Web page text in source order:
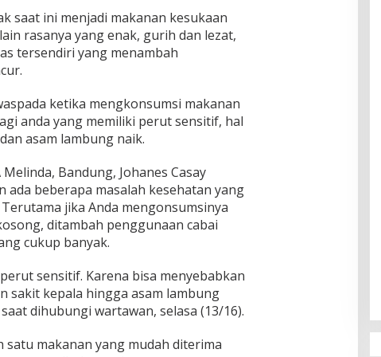
saat ini menjadi makanan kesukaan
rasanya yang enak, gurih dan lezat,
tersendiri yang menambah
ketika mengkonsumsi makanan
anda yang memiliki perut sensitif, hal
asam lambung naik.
Bandung, Johanes Casay
ada beberapa masalah kesehatan yang
jika Anda mengonsumsinya
ditambah penggunaan cabai
cukup banyak.
sensitif. Karena bisa menyebabkan
sakit kepala hingga asam lambung
dihubungi wartawan, selasa (13/16).
satu makanan yang mudah diterima